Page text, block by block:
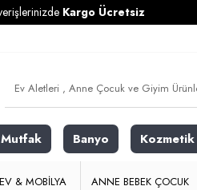
Kargo Ücretsiz
Mutfak Banyo Kozmetik
EV & MOBILYA ANNE BEBEK ÇOCUK